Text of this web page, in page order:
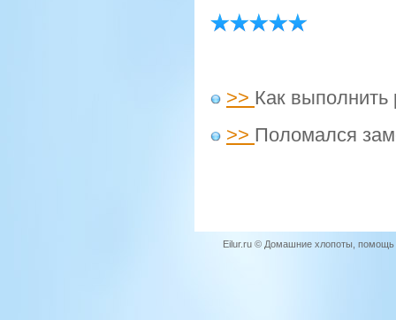
>> Как выполнить
>> Поломался
Eilur.ru © Домашние хлопоты,